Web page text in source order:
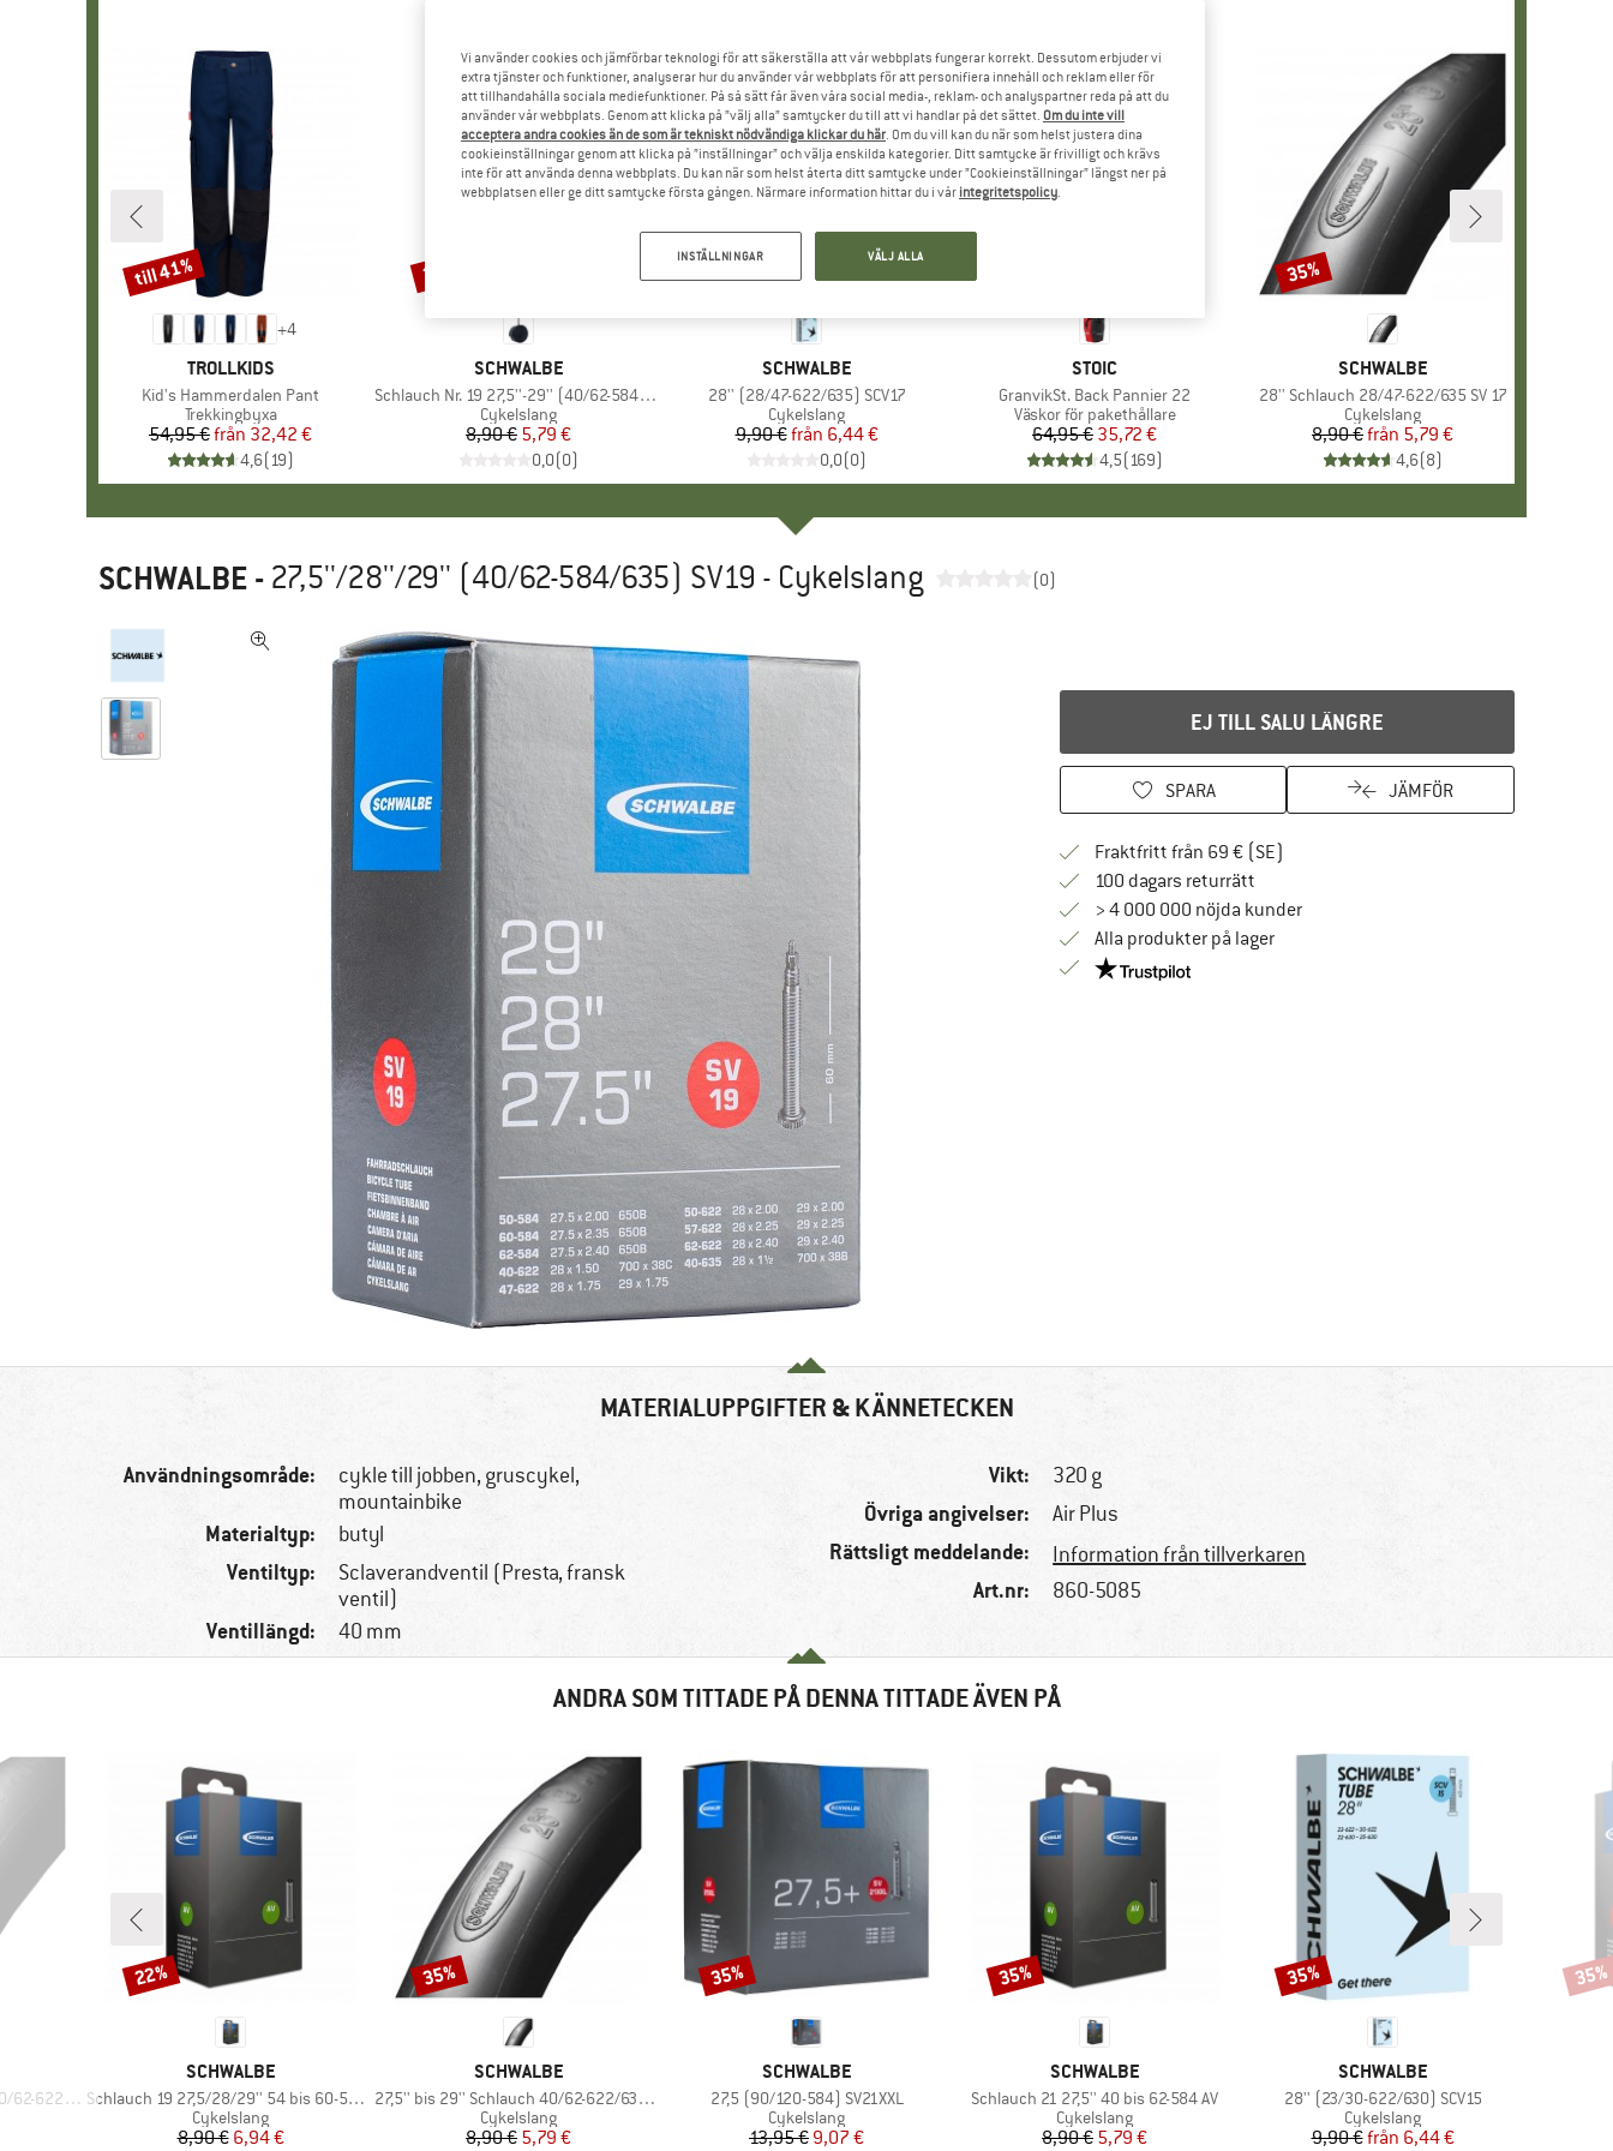
+4
VARUMÄRKE
TROLLKIDS
Produkter
Kid's Hammerdalen Pant
Produktgrupp
Trekkingbyxa
Pris
54,95 € Reducerat pris
från 32,42 €
4,6(19)
Rabatt
till 41%
VARUMÄRKE
SCHWALBE
Produkter
Schlauch Nr. 19 27,5''-29'' (40/62-584/635)
Produktgrupp
Cykelslang
Pris
8,90 € Reducerat pris
5,79 €
0,0(0)
Rabatt
35%
VARUMÄRKE
SCHWALBE
Produkter
28'' (28/47-622/635) SCV17
Produktgrupp
Cykelslang
Pris
9,90 € Reducerat pris
från 6,44 €
0,0(0)
35%
VARUMÄRKE
STOIC
Produkter
GranvikSt. Back Pannier 22
Produktgrupp
Väskor för pakethållare
Pris
64,95 € Reducerat pris
35,72 €
4,5(169)
VARUMÄRKE
SCHWALBE
Produkter
28'' Schlauch 28/47-622/635 SV 17
Produktgrupp
Cykelslang
Pris
8,90 € Reducerat pris
från 5,79 €
4,6(8)
Rabatt
35%
SCHWALBE - 27,5''/28''/29'' (40/62-584/635) SV19 - Cykelslang (0)
EJ TILL SALU LÄNGRE
SPARA JÄMFÖR
Fraktfritt från 69 € (SE)
100 dagars returrättGå till returpolicyn här Öppnas i en inforuta
> 4 000 000 nöjda kunder
Alla produkter på lager
Trust Pilot-garanti - hitta all information här!
MATERIALUPPGIFTER & KÄNNETECKEN
Användningsområde:
cykle till jobben, gruscykel,
mountainbike
Materialtyp: butyl
Ventiltyp:
Sclaverandventil (Presta, fransk
ventil)
Ventillängd: 40 mm
Vikt: 320 g
Övriga angivelser: Air Plus
Rättsligt meddelande: Information från tillverkaren
Art.nr: 860-5085
ANDRA SOM TITTADE PÅ DENNA TITTADE ÄVEN PÅ
SV 19A
VARUMÄRKE
SCHWALBE
Produkter
Schlauch 19 27,5/28/29'' 54 bis 60-584/622/635
Produktgrupp
Cykelslang
Pris
8,90 €Reducerat pris
6,94 €
Rabatt
22%
VARUMÄRKE
SCHWALBE
Produkter
27,5'' bis 29'' Schlauch 40/62-622/635 SV 19
Produktgrupp
Cykelslang
Pris
8,90 €Reducerat pris
5,79 €
Rabatt
35%
VARUMÄRKE
SCHWALBE
Produkter
27,5 (90/120-584) SV21XXL
Produktgrupp
Cykelslang
Pris
13,95 €Reducerat pris
9,07 €
Rabatt
35%
VARUMÄRKE
SCHWALBE
Produkter
Schlauch 21 27,5'' 40 bis 62-584 AV
Produktgrupp
Cykelslang
Pris
8,90 €Reducerat pris
5,79 €
Rabatt
35%
VARUMÄRKE
SCHWALBE
Produkter
28'' (23/30-622/630) SCV15
Produktgrupp
Cykelslang
Pris
9,90 € Reducerat pris
från 6,44 €
Rabatt
35% 35%
Vi använder cookies och jämförbar teknologi för att säkerställa att vår webbplats fungerar korrekt. Dessutom erbjuder vi
extra tjänster och funktioner, analyserar hur du använder vår webbplats för att personifiera innehåll och reklam eller för
att tillhandahålla sociala mediefunktioner. På så sätt får även våra social media-, reklam- och analyspartner reda på att du
använder vår webbplats. Genom att klicka på ”välj alla” samtycker du till att vi handlar på det sättet. Om du inte vill
acceptera andra cookies än de som är tekniskt nödvändiga klickar du här. Om du vill kan du när som helst justera dina
cookieinställningar genom att klicka på ”inställningar” och välja enskilda kategorier. Ditt samtycke är frivilligt och krävs
inte för att använda denna webbplats. Du kan när som helst återta ditt samtycke under ”Cookieinställningar” längst ner på
webbplatsen eller ge ditt samtycke första gången. Närmare information hittar du i vår integritetspolicy.
INSTÄLLNINGAR VÄLJ ALLA